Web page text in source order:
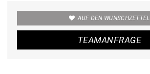
AUF DEN WUNSCHZETTEL
TEAMANFRAGE